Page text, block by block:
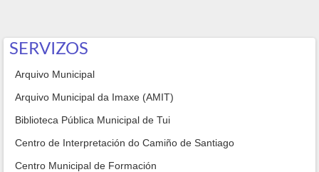
SERVIZOS
Arquivo Municipal
Arquivo Municipal da Imaxe (AMIT)
Biblioteca Pública Municipal de Tui
Centro de Interpretación do Camiño de Santiago
Centro Municipal de Formación